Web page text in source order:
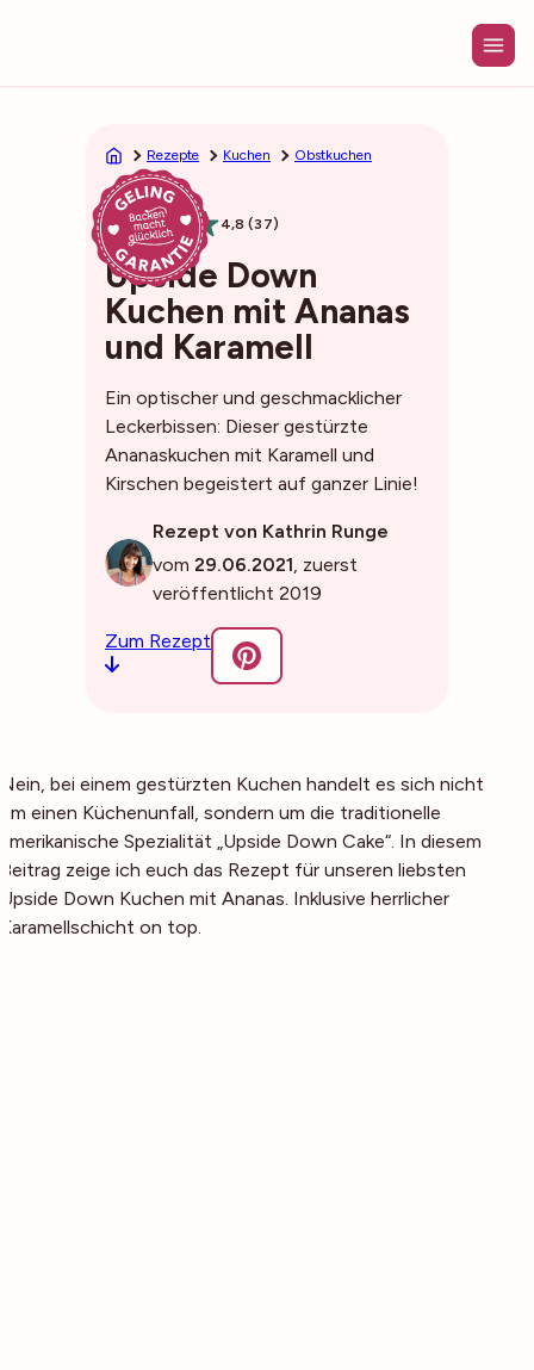
Rezepte Kuchen Obstkuchen
1h05min 4,8 (37)
Upside Down
Kuchen mit Ananas
und Karamell
Ein optischer und geschmacklicher
Leckerbissen: Dieser gestürzte
Ananaskuchen mit Karamell und
Kirschen begeistert auf ganzer Linie!
Rezept von Kathrin Runge
vom 29.06.2021, zuerst
veröffentlicht 2019
Zum Rezept
Nein, bei einem gestürzten Kuchen handelt es sich nicht
um einen Küchenunfall, sondern um die traditionelle
amerikanische Spezialität „Upside Down Cake“. In diesem
Beitrag zeige ich euch das Rezept für unseren liebsten
Upside Down Kuchen mit Ananas. Inklusive herrlicher
Karamellschicht on top.